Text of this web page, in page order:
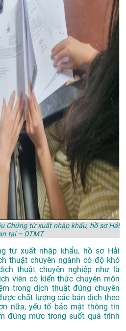
Chứng từ xuất nhập khẩu, hồ sơ Hải
tại – DTMT
từ xuất nhập khẩu, hồ sơ Hải
thuật chuyên ngành có độ khó
thuật chuyên nghiệp như là
viên có kiến thức chuyên môn
trong dịch thuật đúng chuyên
chất lượng các bản dịch theo
nữa, yếu tố bảo mật thông tin
đúng mức trong suốt quá trình